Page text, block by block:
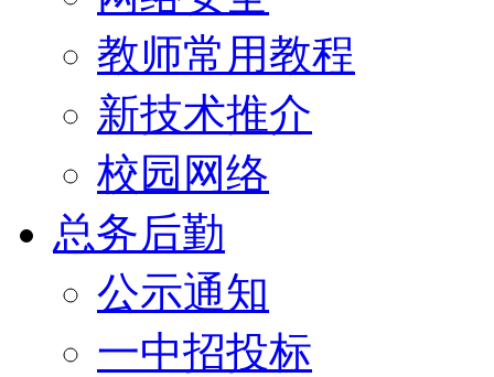
教师常用教程
新技术推介
校园网络
总务后勤
公示通知
一中招投标